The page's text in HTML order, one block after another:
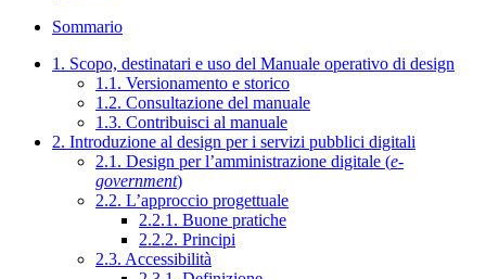
Sommario
1. Scopo, destinatari e uso del Manuale operativo di design
1.1. Versionamento e storico
1.2. Consultazione del manuale
1.3. Contribuisci al manuale
2. Introduzione al design per i servizi pubblici digitali
2.1. Design per l’amministrazione digitale (e-
government)
2.2. L’approccio progettuale
2.2.1. Buone pratiche
2.2.2. Principi
2.3. Accessibilità